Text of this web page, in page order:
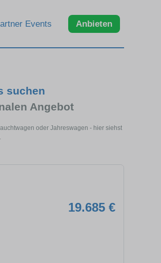
Events Anbieten
suchen
Angebot
oder Jahreswagen - hier siehst
19.685 €